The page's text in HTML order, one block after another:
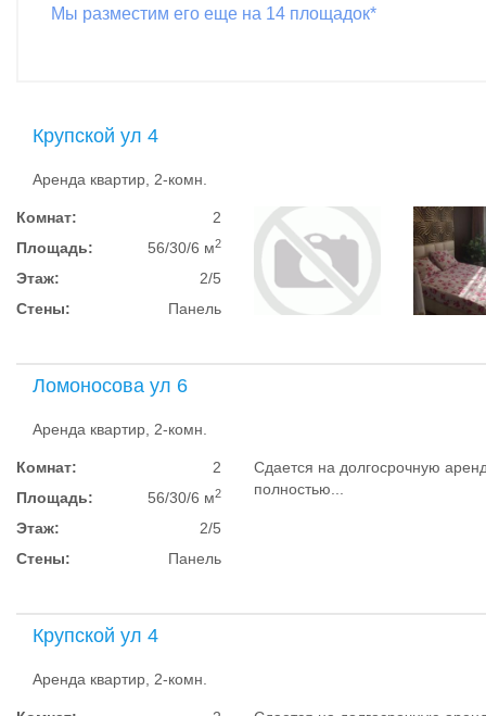
Мы разместим его еще на 14 площадок*
Крупской ул 4
Аренда квартир, 2-комн.
Комнат:
2
Площадь:
56/30/6 м2
Этаж:
2/5
Стены:
Панель
Ломоносова ул 6
Аренда квартир, 2-комн.
Комнат:
2
Площадь:
56/30/6 м2
Этаж:
2/5
Стены:
Панель
Сдается на долгосрочную
полностью...
Крупской ул 4
Аренда квартир, 2-комн.